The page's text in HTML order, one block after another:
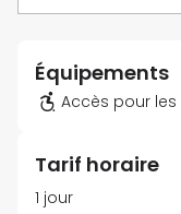
Équipements
Accès pour
Tarif horaire
1 jour